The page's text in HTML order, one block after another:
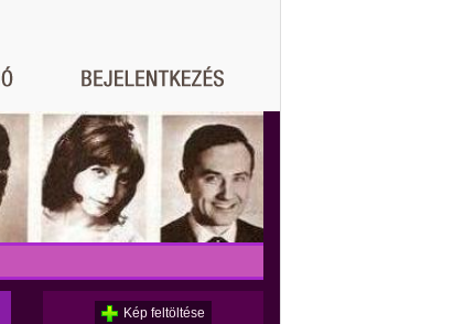
Kép feltöltése